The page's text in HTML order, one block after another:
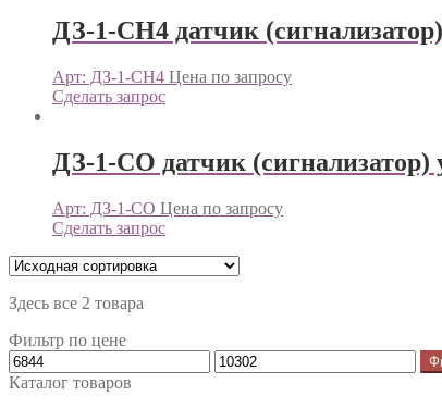
ДЗ-1-СН4 датчик
Арт: ДЗ-1-СН4 Цена по запросу
Сделать запрос
ДЗ-1-СО датчик (сигнализатор)
Арт: ДЗ-1-СО Цена по запросу
Сделать запрос
Здесь все 2 товара
Фильтр по цене
Каталог товаров